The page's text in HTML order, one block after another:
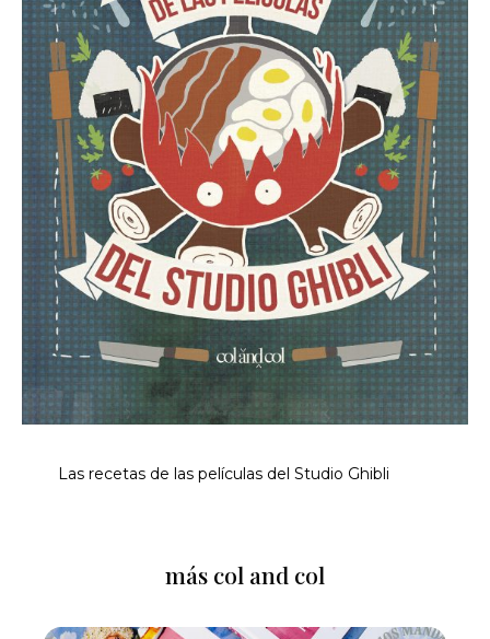
Las recetas de las películas del Studio Ghibli
más col and col